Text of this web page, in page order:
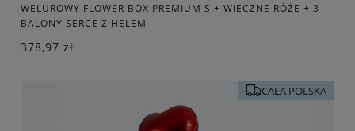
WELUROWY FLOWER BOX PREMIUM S + WIECZNE RÓŻE + 3
BALONY SERCE Z HELEM
378,97 zł
CAŁA POLSKA